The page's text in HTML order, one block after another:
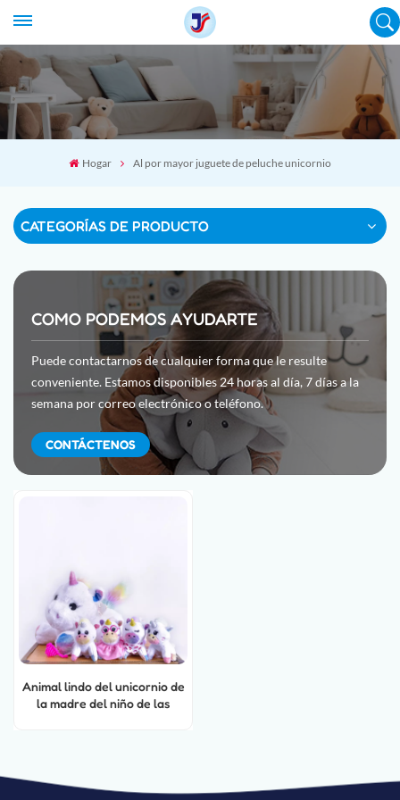
Hogar Al por mayor juguete de peluche unicornio
CATEGORÍAS DE PRODUCTO
COMO PODEMOS AYUDARTE
Puede contactarnos de cualquier forma que le resulte
conveniente. Estamos disponibles 24 horas al día, 7 días a la
semana por correo electrónico o teléfono.
CONTÁCTENOS
Animal lindo del unicornio de
la madre del niño de las